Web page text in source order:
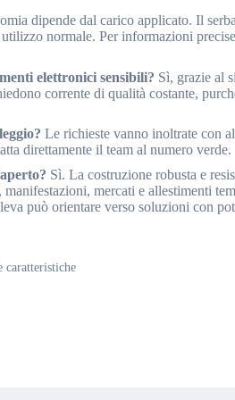
dipende dal carico applicato. Il
normale. Per informazioni
elettronici sensibili? Sì, grazie al
corrente di qualità costante,
Le richieste vanno inoltrate con
direttamente il team al numero verde.
Sì. La costruzione robusta e
mercati e allestimenti
può orientare verso soluzioni con
caratteristiche